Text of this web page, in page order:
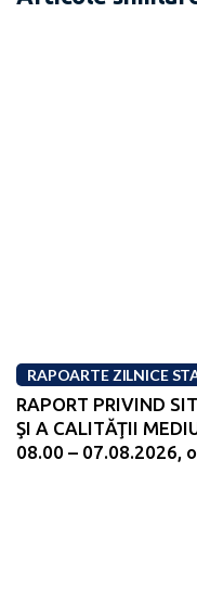
RAPOARTE ZILNICE
RAPORT PRIVIND
ŞI A CALITĂŢII
08.00 – 07.08.2026,